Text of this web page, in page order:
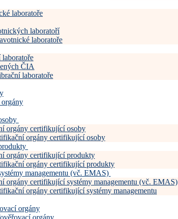
laboratoře
laboratoří
laboratoře
ČIA
laboratoře
orgány certifikující osoby
orgány certifikující osoby
orgány certifikující produkty
orgány certifikující produkty
managementu (vč. EMAS)
orgány certifikující systémy managementu (vč. EMAS)
orgány certifikující systémy managementu
orgány
orgány